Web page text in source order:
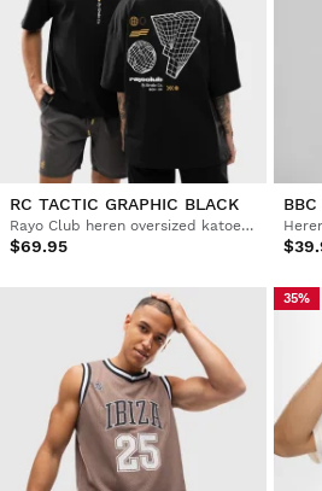
RC TACTIC GRAPHIC BLACK
Rayo Club heren oversized katoenen T-shirt
$69.95
35%